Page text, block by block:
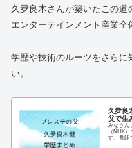
久夛良木さんが築いたこの道
エンターテインメント産業全
学歴や技術のルーツをさらに
い。
久夛良
父で生
みなさん
（NHK
す。番組